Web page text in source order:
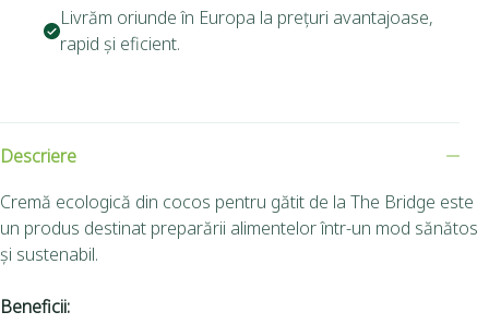
Livrăm oriunde în Europa la prețuri avantajoase,
rapid și eficient.
Descriere
Cremă ecologică din cocos pentru gătit de la The Bridge este
un produs destinat preparării alimentelor într-un mod sănătos
și sustenabil.
Beneficii: